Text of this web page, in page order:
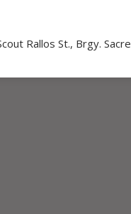
Rallos St., Brgy.